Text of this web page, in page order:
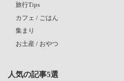
旅行Tips
カフェ / ごはん
集まり
お土産 / おやつ
人気の記事5選